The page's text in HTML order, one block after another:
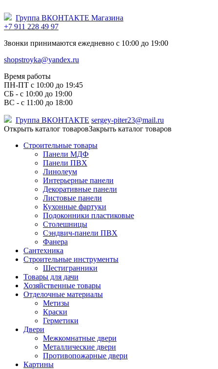
Группа ВКОНТАКТЕ Магазина
+7 911 228 49 97
Звонки принимаются ежедневно с 10:00 до 19:00
shopstroyka@yandex.ru
Время работы
ПН-ПТ c 10:00 до 19:45
СБ - с 10:00 до 19:00
ВС - с 11:00 до 18:00
Группа ВКОНТАКТЕ sergey-piter23@mail.ru
Открыть каталог товаровЗакрыть каталог товаров
Строительные товары
Панели МДФ
Панели ПВХ
Линолеум
Интерьерные панели
Декоративные панели
Листовые панели
Кухонные фартуки
Подоконники пластиковые
Столешницы
Сэндвич-панели ПВХ
Фанера
Сантехника
Строительные инструменты
Шестигранники
Товары для дачи
Хозяйственные товары
Отделочные материалы
Метизы
Краски
Герметики
Двери
Межкомнатные двери
Металлические двери
Противопожарные двери
Картины